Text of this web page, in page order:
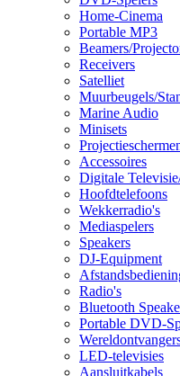
Home-Cinema
Portable MP3
Beamers/
Receivers
Satelliet
Muurbeugels/
Marine Audio
Minisets
Accessoires
Digitale
Hoofdtelefoons
Wekkerradio's
Mediaspelers
Speakers
DJ-Equipment
Radio's
Bluetooth
Portable DVD-
LED-televisies
Aansluitkabels